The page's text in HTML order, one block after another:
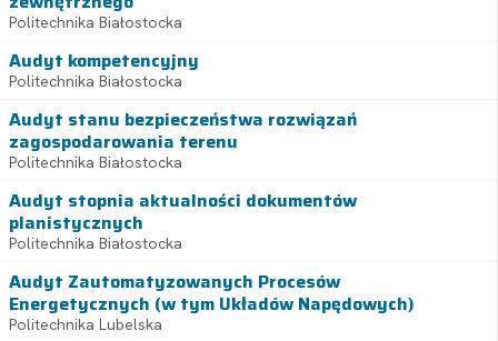
Politechnika Białostocka
Audyt kompetencyjny
Politechnika Białostocka
Audyt stanu bezpieczeństwa rozwiązań
zagospodarowania terenu
Politechnika Białostocka
Audyt stopnia aktualności dokumentów
planistycznych
Politechnika Białostocka
Audyt Zautomatyzowanych Procesów
Energetycznych (w tym Układów Napędowych)
Politechnika Lubelska